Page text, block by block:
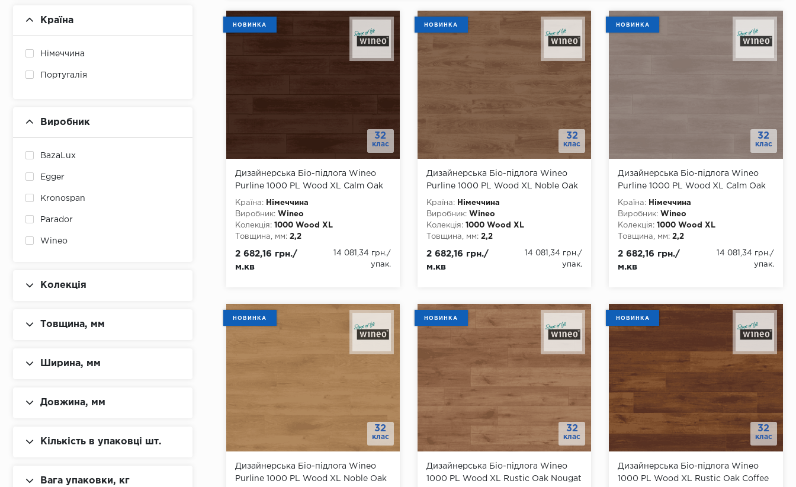
Країна
Німеччина
Португалія
Виробник
BazaLux
Egger
Kronospan
Parador
Wineo
Колекція
Товщина, мм
Ширина, мм
Довжина, мм
Кількість в упаковці шт.
Вага упаковки, кг
32
клас
НОВИНКА
Дизайнерська Біо-підлога Wineo
Purline 1000 PL Wood ХL Calm Oak
Mocca
Країна:
Німеччина
Виробник: Wineo
Колекція: 1000 Wood XL
Товщина, мм: 2,2
Довжина, мм:
1500
Клас:
Вологостійкість: так
Тип основи:
хлору, фталатів та пластифікаторів)
2 682,16 грн./
м.кв
14 081,34 грн./
упак.
32
клас
НОВИНКА
Дизайнерська Біо-підлога Wineo
Purline 1000 PL Wood ХL Noble Oak
Chocolate
Країна:
Німеччина
Виробник: Wineo
Колекція: 1000 Wood XL
Товщина, мм: 2,2
Довжина, мм:
1500
Клас:
Вологостійкість: так
Тип основи:
хлору, фталатів та пластифікаторів)
2 682,16 грн./
м.кв
14 081,34 грн./
упак.
32
клас
НОВИНКА
Дизайнерська Біо-підлога Wineo
Purline 1000 PL Wood ХL Calm Oak
Ash
Країна:
Німеччина
Виробник: Wineo
Колекція: 1000 Wood XL
Товщина, мм: 2,2
Довжина, мм:
1500
Клас:
Вологостійкість: так
Тип основи:
хлору, фталатів та пластифікаторів)
2 682,16 грн./
м.кв
14 081,34 грн./
упак.
32
клас
НОВИНКА
Дизайнерська Біо-підлога Wineo
Purline 1000 PL Wood ХL Noble Oak
32
клас
НОВИНКА
Дизайнерська Біо-підлога Wineo
1000 PL Wood ХL Rustic Oak Nougat
32
клас
НОВИНКА
Дизайнерська Біо-підлога Wineo
1000 PL Wood ХL Rustic Oak Coffee